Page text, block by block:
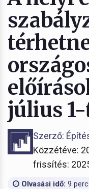
július
Szerző:
Közzétéve:
frissítés:
Olvasási idő: 9 perc